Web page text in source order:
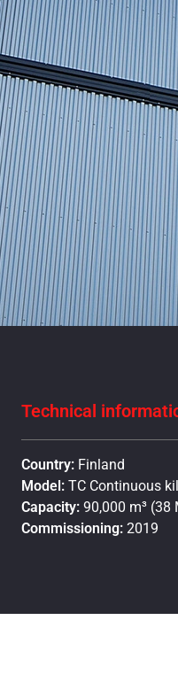
Technical
Country: Finland
Model: TC Continuous
Capacity: 90,000 m³ (38
Commissioning: 2019